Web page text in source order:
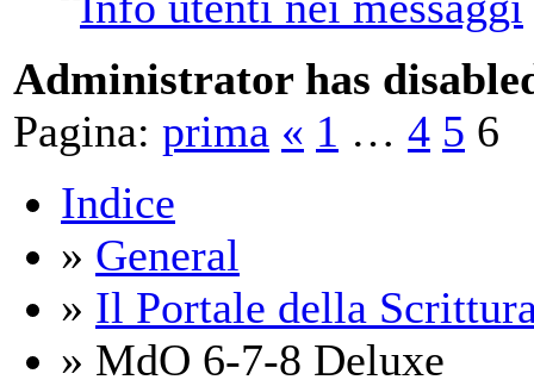
Administrator has
Pagina: prima « 1 … 4 5 6
Indice
» General
» Il Portale della
» MdO 6-7-8 Deluxe